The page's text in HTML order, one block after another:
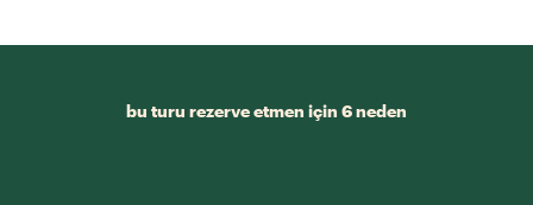
bu turu rezerve etmen için 6 neden